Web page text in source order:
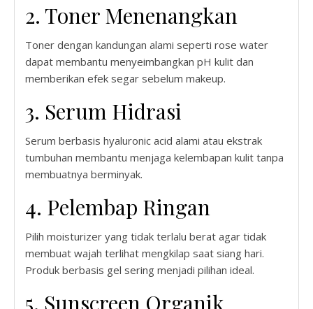
2. Toner Menenangkan
Toner dengan kandungan alami seperti rose water
dapat membantu menyeimbangkan pH kulit dan
memberikan efek segar sebelum makeup.
3. Serum Hidrasi
Serum berbasis hyaluronic acid alami atau ekstrak
tumbuhan membantu menjaga kelembapan kulit tanpa
membuatnya berminyak.
4. Pelembap Ringan
Pilih moisturizer yang tidak terlalu berat agar tidak
membuat wajah terlihat mengkilap saat siang hari.
Produk berbasis gel sering menjadi pilihan ideal.
5. Sunscreen Organik